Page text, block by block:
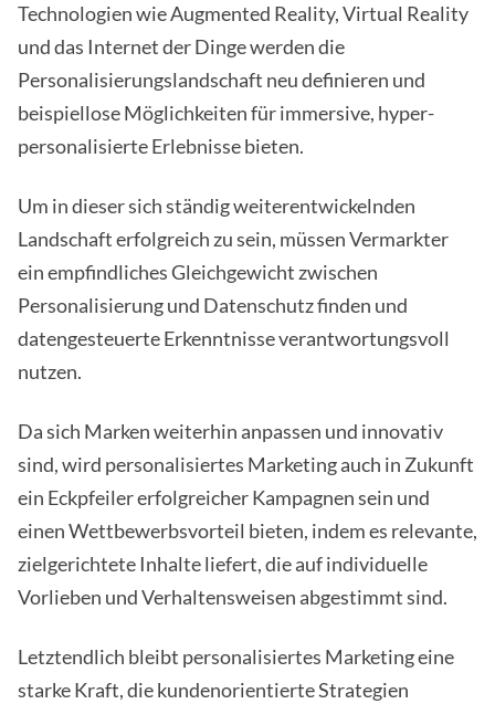
Technologien wie Augmented Reality, Virtual Reality
und das Internet der Dinge werden die
Personalisierungslandschaft neu definieren und
beispiellose Möglichkeiten für immersive, hyper-
personalisierte Erlebnisse bieten.
Um in dieser sich ständig weiterentwickelnden
Landschaft erfolgreich zu sein, müssen Vermarkter
ein empfindliches Gleichgewicht zwischen
Personalisierung und Datenschutz finden und
datengesteuerte Erkenntnisse verantwortungsvoll
nutzen.
Da sich Marken weiterhin anpassen und innovativ
sind, wird personalisiertes Marketing auch in Zukunft
ein Eckpfeiler erfolgreicher Kampagnen sein und
einen Wettbewerbsvorteil bieten, indem es relevante,
zielgerichtete Inhalte liefert, die auf individuelle
Vorlieben und Verhaltensweisen abgestimmt sind.
Letztendlich bleibt personalisiertes Marketing eine
starke Kraft, die kundenorientierte Strategien